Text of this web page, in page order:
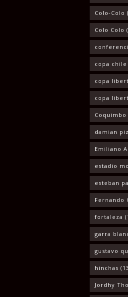
Colo-Colo
Colo Colo
copa chile
copa
copa
Coquimbo
damian
Emiliano
estadio
esteban
Fernando
fortaleza
garra
gustavo
hinchas
Jordhy